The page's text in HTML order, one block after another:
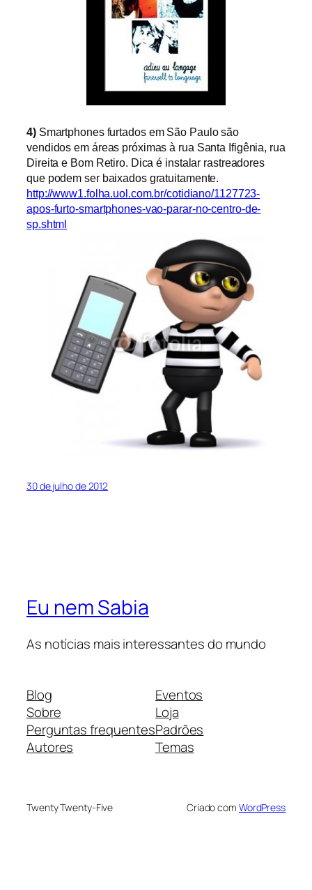
4)Smartphones furtados em São Paulo são
vendidos em áreas próximas à rua Santa Ifigênia, rua
Direita e Bom Retiro. Dica é instalar rastreadores
que podem ser baixados gratuitamente.
http://www1.folha.uol.com.br/cotidiano/1127723-
apos-furto-smartphones-vao-parar-no-centro-de-
sp.shtml
30 de julho de 2012
Eu nem Sabia
As notícias mais interessantes do mundo
Blog
Sobre
Perguntas frequentes
Autores
Eventos
Loja
Padrões
Temas
Twenty Twenty-Five Criado com WordPress